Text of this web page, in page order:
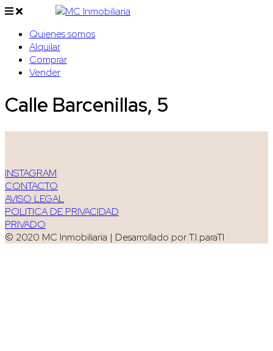
Quienes somos
Alquilar
Comprar
Vender
Calle Barcenillas, 5
INSTAGRAM
CONTACTO
AVISO LEGAL
POLITICA DE PRIVACIDAD
PRIVADO
© 2020 MC Inmobiliaria | Desarrollado por T.I.paraTI